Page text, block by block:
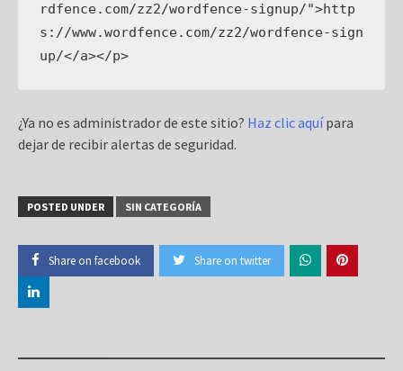
rdfence.com/zz2/wordfence-signup/">http
s://www.wordfence.com/zz2/wordfence-sign
¿Ya no es administrador de este sitio? Haz clic aquípara
dejar de recibir alertas de seguridad.
POSTED UNDER SIN CATEGORÍA
Share on facebook Share on twitter